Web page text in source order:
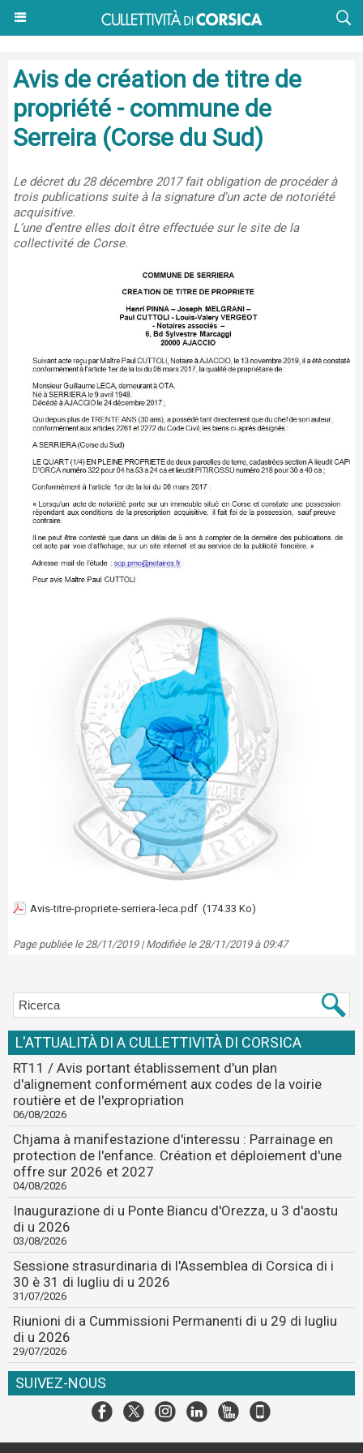
Avis de création de titre de
propriété - commune de
Serreira (Corse du Sud)
Le décret du 28 décembre 2017 fait obligation de procéder à
trois publications suite à la signature d’un acte de notoriété
acquisitive.
L’une d’entre elles doit être effectuée sur le site de la
collectivité de Corse.
Avis-titre-propriete-serriera-leca.pdf (174.33 Ko)
Page publiée le 28/11/2019 | Modifiée le 28/11/2019 à 09:47
L'ATTUALITÀ DI A CULLETTIVITÀ DI CORSICA
RT11 / Avis portant établissement d'un plan
d'alignement conformément aux codes de la voirie
routière et de l'expropriation
06/08/2026
Chjama à manifestazione d'interessu : Parrainage en
protection de l'enfance. Création et déploiement d'une
offre sur 2026 et 2027
04/08/2026
Inaugurazione di u Ponte Biancu d'Orezza, u 3 d'aostu
di u 2026
03/08/2026
Sessione strasurdinaria di l'Assemblea di Corsica di i
30 è 31 di lugliu di u 2026
31/07/2026
Riunioni di a Cummissioni Permanenti di u 29 di lugliu
di u 2026
29/07/2026
SUIVEZ-NOUS